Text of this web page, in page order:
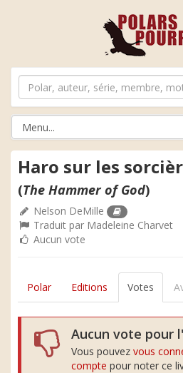
Haro sur les
(The Hammer of God)
Nelson DeMille
Traduit par Madeleine Charvet
Aucun vote
Polar Editions Votes
Aucun vote pour
Vous pouvez vous
compte pour noter ce